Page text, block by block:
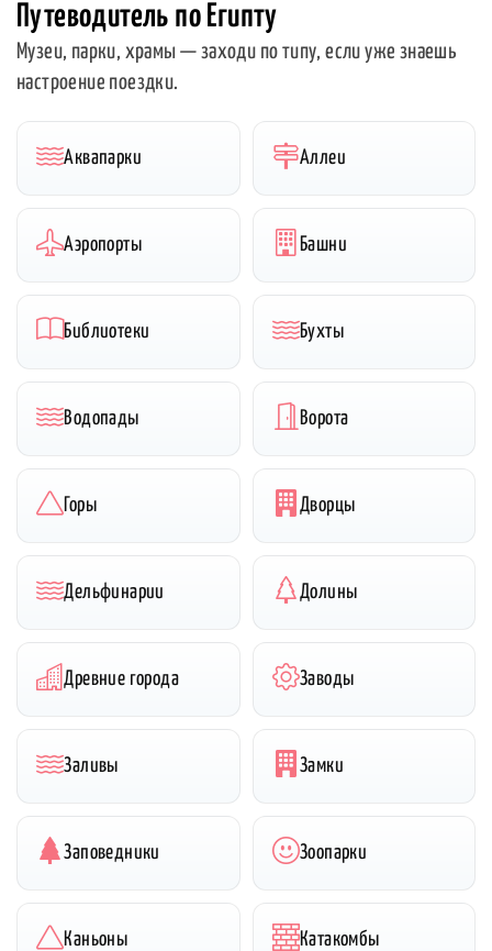
Путеводитель по Египту
Музеи, парки, храмы — заходи по типу, если уже знаешь
настроение поездки.
Аквапарки Аллеи
Аэропорты Башни
Библиотеки Бухты
Водопады Ворота
Горы Дворцы
Дельфинарии Долины
Древние города Заводы
Заливы Замки
Заповедники Зоопарки
Каньоны Катакомбы